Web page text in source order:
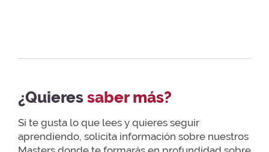
¿Quieressaber más?
Si te gusta lo que lees y quieres seguir
aprendiendo, solicita información sobre nuestros